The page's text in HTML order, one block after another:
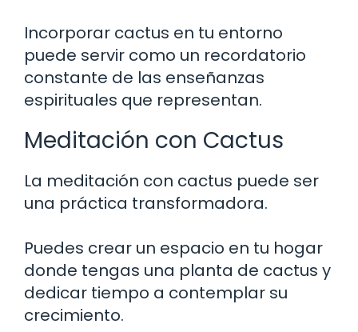
Incorporar cactus en tu entorno
puede servir como un recordatorio
constante de las enseñanzas
espirituales que representan.
Meditación con Cactus
La meditación con cactus puede ser
una práctica transformadora.
Puedes crear un espacio en tu hogar
donde tengas una planta de cactus y
dedicar tiempo a contemplar su
crecimiento.